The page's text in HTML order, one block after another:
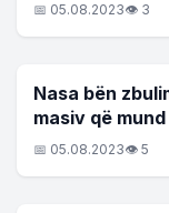
📅 05.08.2023👁 3
LAJME
Nasa bën
masiv që
📅 05.08.2023👁 5